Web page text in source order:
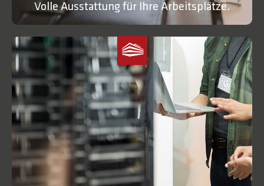
Volle Ausstattung für Ihre Arbeitsplätze.